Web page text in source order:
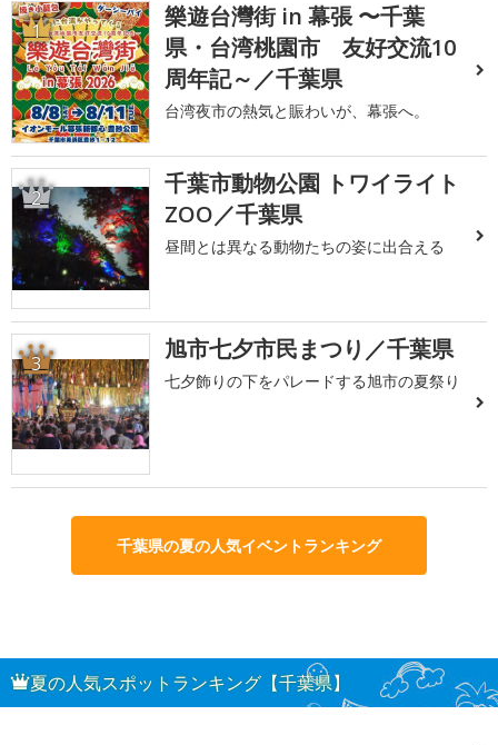
1
樂遊台灣街 in 幕張 〜千葉
県・台湾桃園市 友好交流10
周年記～／千葉県
台湾夜市の熱気と賑わいが、幕張へ。
2
千葉市動物公園 トワイライト
ZOO／千葉県
昼間とは異なる動物たちの姿に出合える
3 旭市七夕市民まつり／千葉県
七夕飾りの下をパレードする旭市の夏祭り
千葉県の夏の人気イベントランキング
夏の人気スポットランキング【千葉県】